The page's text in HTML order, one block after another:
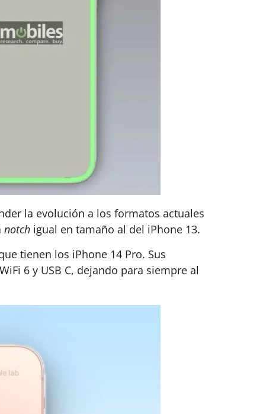
la evolución a los formatos actuales
notch igual en tamaño al del iPhone 13.
tienen los iPhone 14 Pro. Sus
6 y USB C, dejando para siempre al